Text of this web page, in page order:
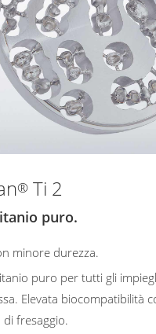
® Ti 2
puro.
minore durezza.
puro per tutti gli
Elevata biocompatibilità
fresaggio.